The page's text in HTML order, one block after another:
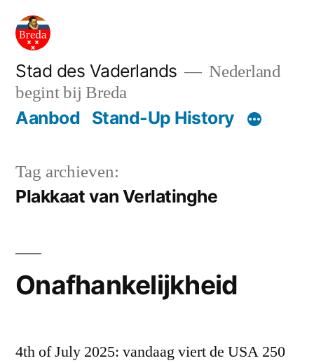
naar
inhoud
Stad des Vaderlands
Nederland
begint bij Breda
Aanbod Stand-Up History
Tag archieven:
Plakkaat van Verlatinghe
Onafhankelijkheid
4th of July 2025: vandaag viert de USA 250